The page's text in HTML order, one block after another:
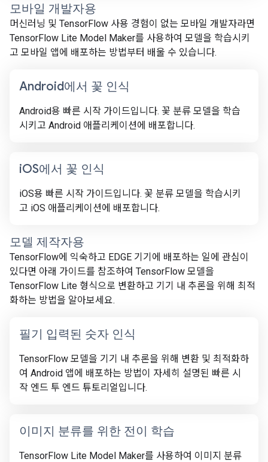
모바일 개발자용
머신러닝 및 TensorFlow 사용 경험이 없는 모바일 개발자라면
TensorFlow Lite Model Maker를 사용하여 모델을 학습시키
고 모바일 앱에 배포하는 방법부터 배울 수 있습니다.
Android에서 꽃 인식
Android용 빠른 시작 가이드입니다. 꽃 분류 모델을 학습
시키고 Android 애플리케이션에 배포합니다.
iOS에서 꽃 인식
iOS용 빠른 시작 가이드입니다. 꽃 분류 모델을 학습시키
고 iOS 애플리케이션에 배포합니다.
모델 제작자용
TensorFlow에 익숙하고 EDGE 기기에 배포하는 일에 관심이
있다면 아래 가이드를 참조하여 TensorFlow 모델을
TensorFlow Lite 형식으로 변환하고 기기 내 추론을 위해 최적
화하는 방법을 알아보세요.
필기 입력된 숫자 인식
TensorFlow 모델을 기기 내 추론을 위해 변환 및 최적화하
여 Android 앱에 배포하는 방법이 자세히 설명된 빠른 시
작 엔드 투 엔드 튜토리얼입니다.
이미지 분류를 위한 전이 학습
TensorFlow Lite Model Maker를 사용하여 이미지 분류